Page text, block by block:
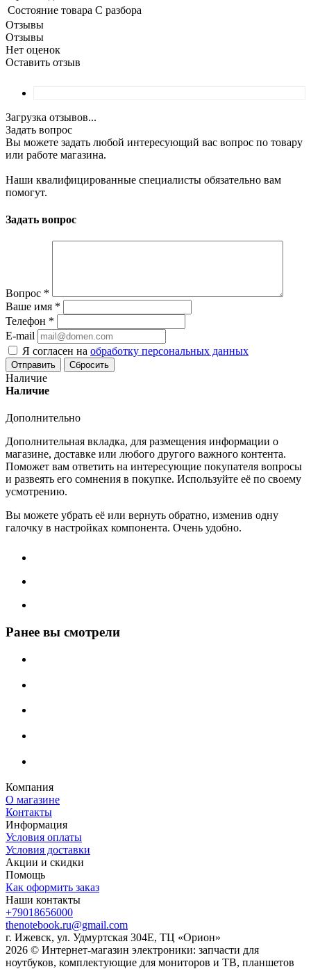
Состояние товара С разбора
Отзывы
Отзывы
Нет оценок
Оставить отзыв
Загрузка отзывов...
Задать вопрос
Вы можете задать любой интересующий вас вопрос по товару
или работе магазина.
Наши квалифицированные специалисты обязательно вам
помогут.
Задать вопрос
Вопрос *
Ваше имя *
Телефон *
E-mail
Я согласен на обработку персональных данных
Сбросить
Наличие
Наличие
Дополнительно
Дополнительная вкладка, для размещения информации о
магазине, доставке или любого другого важного контента.
Поможет вам ответить на интересующие покупателя вопросы
и развеять его сомнения в покупке. Используйте её по своему
усмотрению.
Вы можете убрать её или вернуть обратно, изменив одну
галочку в настройках компонента. Очень удобно.
Ранее вы смотрели
Компания
О магазине
Контакты
Информация
Условия оплаты
Условия доставки
Акции и скидки
Помощь
Как оформить заказ
Наши контакты
+79018656000
thenotebook.ru@gmail.com
г. Ижевск, ул. Удмуртская 304Е, ТЦ «Орион»
2026 © Интернет-магазин электроники: запчасти для
ноутбуков, комплектующие для мониторов и ТВ, планшетов